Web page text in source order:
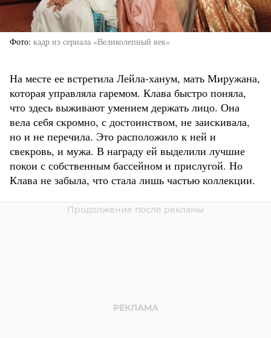
Фото кадр из сериала «Великолепный век»
На месте ее встретила Лейла-ханум, мать Миружана,
которая управляла гаремом. Клава быстро поняла,
что здесь выживают умением держать лицо. Она
вела себя скромно, с достоинством, не заискивала,
но и не перечила. Это расположило к ней и
свекровь, и мужа. В награду ей выделили лучшие
покои с собственным бассейном и прислугой. Но
Клава не забыла, что стала лишь частью коллекции.